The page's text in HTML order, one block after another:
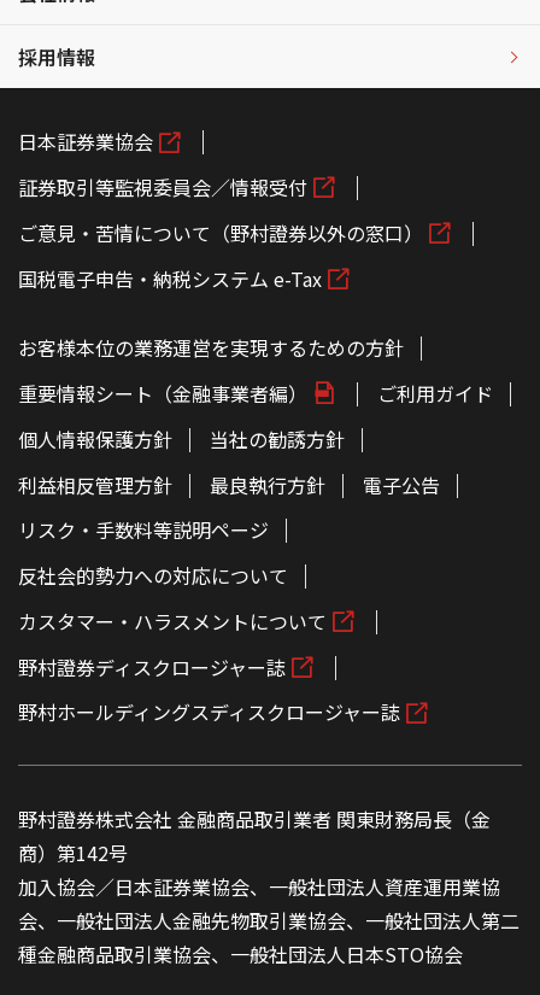
採用情報
日本証券業協会
証券取引等監視委員会／情報受付
ご意見・苦情について（野村證券以外の窓口）
国税電子申告・納税システム e-Tax
お客様本位の業務運営を実現するための方針
重要情報シート（金融事業者編）
ご利用ガイド
個人情報保護方針
当社の勧誘方針
利益相反管理方針
最良執行方針
電子公告
リスク・手数料等説明ページ
反社会的勢力への対応について
カスタマー・ハラスメントについて
野村證券ディスクロージャー誌
野村ホールディングスディスクロージャー誌
野村證券株式会社 金融商品取引業者 関東財務局長（金
商）第142号
加入協会／日本証券業協会、一般社団法人資産運用業協
会、一般社団法人金融先物取引業協会、一般社団法人第二
種金融商品取引業協会、一般社団法人日本STO協会